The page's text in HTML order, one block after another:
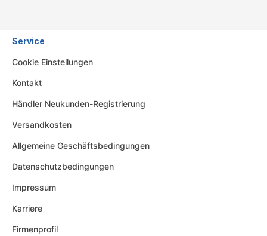
Service
Cookie Einstellungen
Kontakt
Händler Neukunden-Registrierung
Versandkosten
Allgemeine Geschäftsbedingungen
Datenschutzbedingungen
Impressum
Karriere
Firmenprofil